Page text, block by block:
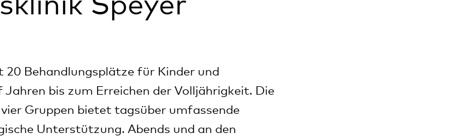
Speyer
20 Behandlungsplätze für Kinder und
bis zum Erreichen der Volljährigkeit. Die
Gruppen bietet tagsüber umfassende
Unterstützung. Abends und an den